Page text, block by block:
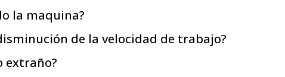
la maquina?
de la velocidad de trabajo?
extraño?